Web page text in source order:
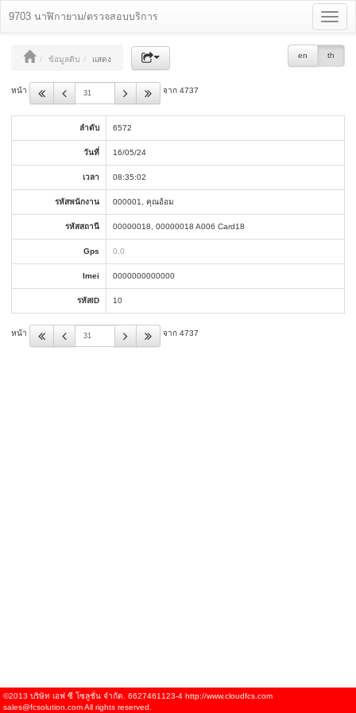
Toggle
9703 นาฬิกายาม/ตรวจสอบบริการ
ข้อมูลดิบ แสดง en th
หน้า จาก 4737
ลำดับ 6572
วันที่ 16/05/24
เวลา 08:35:02
รหัสพนักงาน 000001, คุณอ้อม
รหัสสถานี 00000018, 00000018 A006 Card18
Gps 0,0
Imei 0000000000000
รหัสID 10
หน้า จาก 4737
©2013 บริษัท เอฟ ซี โซลูชั่น จำกัด. 6627461123-4 http://www.cloudfcs.com
sales@fcsolution.com All rights reserved.